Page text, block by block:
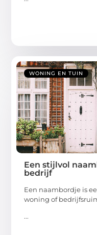
WONING EN TUIN
Een stijlvol
bedrijf
Een naambordje is
woning of
...